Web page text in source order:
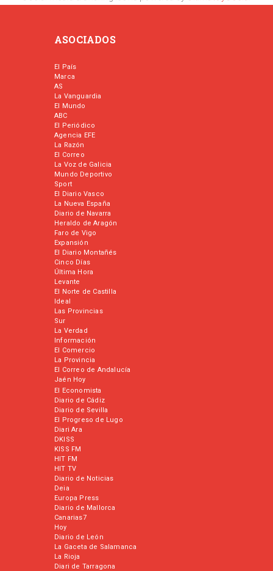
ASOCIADOS
El País
Marca
AS
La Vanguardia
El Mundo
ABC
El Periódico
Agencia EFE
La Razón
El Correo
La Voz de Galicia
Mundo Deportivo
Sport
El Diario Vasco
La Nueva España
Diario de Navarra
Heraldo de Aragón
Faro de Vigo
Expansión
El Diario Montañés
Cinco Días
Última Hora
Levante
El Norte de Castilla
Ideal
Las Provincias
Sur
La Verdad
Información
El Comercio
La Provincia
El Correo de Andalucía
Jaén Hoy
El Economista
Diario de Cádiz
Diario de Sevilla
El Progreso de Lugo
Diari Ara
DKISS
KISS FM
HIT FM
HIT TV
Diario de Noticias
Deia
Europa Press
Diario de Mallorca
Canarias7
Hoy
Diario de León
La Gaceta de Salamanca
La Rioja
Diari de Tarragona